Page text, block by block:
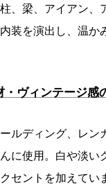
、梁、アイアン、
装を演出し、温か
・ヴィンテージ感
ルディング、レン
に使用。白や淡い
セントを加えてい